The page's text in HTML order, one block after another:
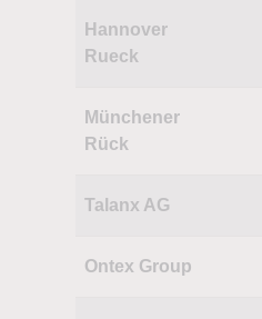
Hannover
Rueck
Münchener
Rück
Talanx AG
Ontex Group